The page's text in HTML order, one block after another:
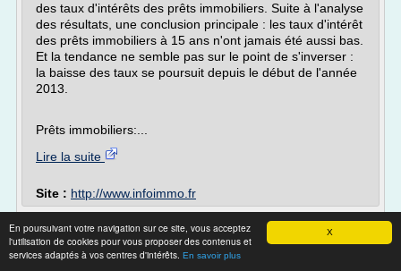
X
En poursuivant votre navigation sur ce site, vous acceptez
l'utilisation de cookies pour vous proposer des contenus et
services adaptés à vos centres d'intérêts. En savoir plus
des taux d'intérêts des prêts immobiliers. Suite à l'analyse
des résultats, une conclusion principale : les taux d'intérêt
des prêts immobiliers à 15 ans n'ont jamais été aussi bas.
Et la tendance ne semble pas sur le point de s'inverser :
la baisse des taux se poursuit depuis le début de l'année
2013.
Prêts immobiliers:...
Lire la suite
Site : http://www.infoimmo.fr
Rachat de credit immobilier à Argentan :
allez vous faire ...
1.51%